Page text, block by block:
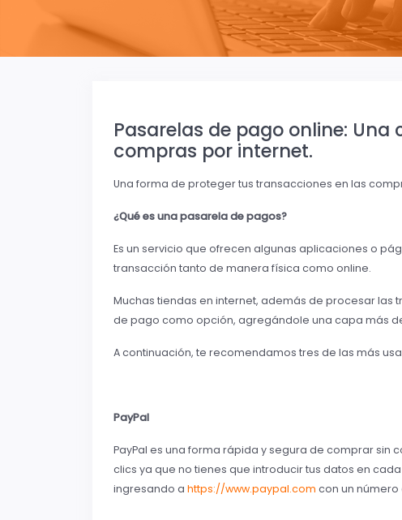
Pasarelas de pago online:
compras por internet.
Una forma de proteger tus transacciones en las
¿Qué es una pasarela de pagos?
Es un servicio que ofrecen algunas aplicaciones o
transacción tanto de manera física como online.
Muchas tiendas en internet, además de procesar
de pago como opción, agregándole una capa más
A continuación, te recomendamos tres de las más
PayPal
PayPal es una forma rápida y segura de comprar sin
clics ya que no tienes que introducir tus datos en
ingresando a https://www.paypal.com con un